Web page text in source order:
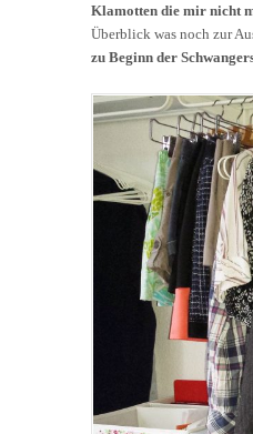
Klamotten die mir nicht
Überblick was noch zur
zu Beginn der